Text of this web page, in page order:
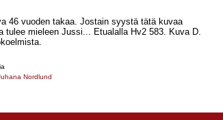
46 vuoden takaa. Jostain syystä tätä kuvaa
tulee mieleen Jussi... Etualalla Hv2 583. Kuva D.
Nordlund